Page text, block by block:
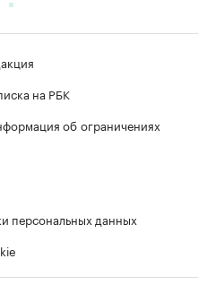
на РБК
об ограничениях
персональных данных